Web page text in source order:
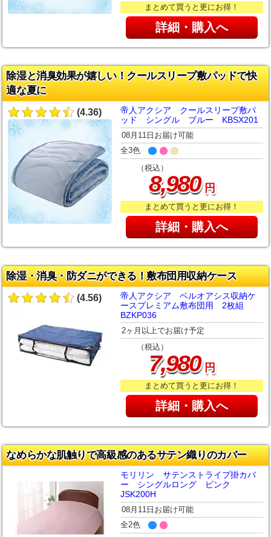
まとめて買うと更にお得！
詳細・購入へ
除湿と消臭効果が嬉しい！クールスリープ敷パッドで快
適な夏に
(4.36)
帝人アクシア クールスリープ敷パ
ッド シングル ブルー KBSX201
08月11日お届け可能
全3色
（税込）
8,980円
まとめて買うと更にお得！
詳細・購入へ
除湿・消臭・防ダニができる！敷布団用収納ケース
(4.56)
帝人アクシア ベルオアシス収納ケ
ースプレミアム敷布団用 2枚組
BZKP036
2ヶ月以上でお届け予定
（税込）
7,980円
まとめて買うと更にお得！
詳細・購入へ
なめらかな肌触りで高級感のあるサテン織りのカバー
モリリン サテンストライプ掛カバ
ー シングルロング ピンク
JSK200H
08月11日お届け可能
全2色